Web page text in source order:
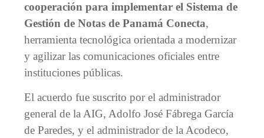
cooperación para implementar el Sistema de
Gestión de Notas de Panamá Conecta,
herramienta tecnológica orientada a modernizar
y agilizar las comunicaciones oficiales entre
instituciones públicas.
El acuerdo fue suscrito por el administrador
general de la AIG, Adolfo José Fábrega García
de Paredes, y el administrador de la Acodeco,